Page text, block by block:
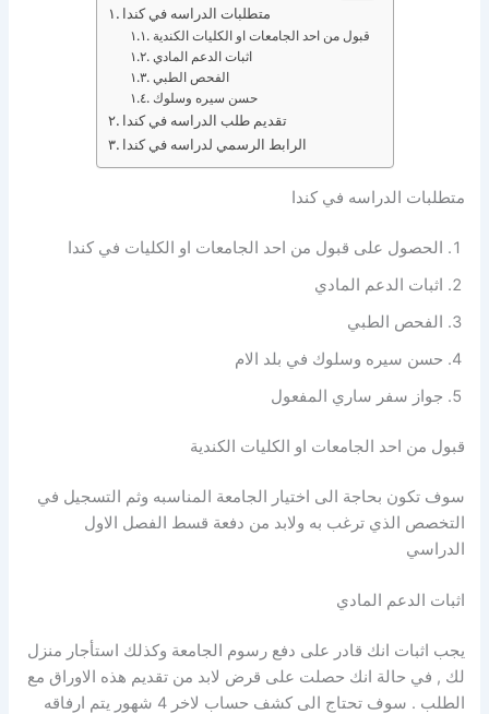
متطلبات الدراسه في كندا
قبول من احد الجامعات او الكليات الكندية
اثبات الدعم المادي
الفحص الطبي
حسن سيره وسلوك
تقديم طلب الدراسه في كندا
الرابط الرسمي لدراسه في كندا
متطلبات الدراسه في كندا
الحصول على قبول من احد الجامعات او الكليات في كندا
اثبات الدعم المادي
الفحص الطبي
حسن سيره وسلوك في بلد الام
جواز سفر ساري المفعول
قبول من احد الجامعات او الكليات الكندية
سوف تكون بحاجة الى اختيار الجامعة المناسبه وثم التسجيل في
التخصص الذي ترغب به ولابد من دفعة قسط الفصل الاول
الدراسي
اثبات الدعم المادي
يجب اثبات انك قادر على دفع رسوم الجامعة وكذلك استأجار منزل
لك , في حالة انك حصلت على قرض لابد من تقديم هذه الاوراق مع
الطلب . سوف تحتاج الى كشف حساب لاخر 4 شهور يتم ارفاقه